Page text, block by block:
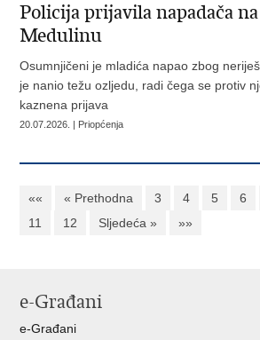
Policija prijavila napadača
Medulinu
Osumnjičeni je mladića napao zbog
je nanio težu ozljedu, radi čega se protiv
kaznena prijava
20.07.2026. | Priopćenja
«« « Prethodna 3 4 5 6
11
12 Sljedeća » »»
e-Građani
e-Građani